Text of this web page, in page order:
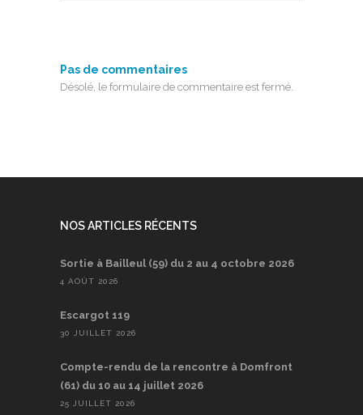
Pas de commentaires
Désolé, le formulaire de commentaire est fermé.
NOS ARTICLES RÉCENTS
Sortie à Bailleul (59) du 2 au 4 octobre 2026
4 AOÛT 2026
Escargot 119
30 JUILLET 2026
Compte-rendu de la rencontre à Domfront
(61) du 10 au 14 juillet 2026
25 JUILLET 2026